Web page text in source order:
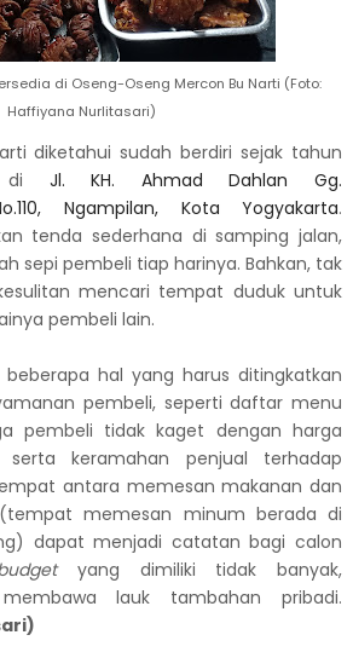
di Oseng-Oseng Mercon Bu Narti (Foto:
Haffiyana Nurlitasari)
diketahui sudah berdiri sejak tahun
di Jl. KH. Ahmad Dahlan Gg.
Ngampilan, Kota Yogyakarta.
tenda sederhana di samping jalan,
sepi pembeli tiap harinya. Bahkan, tak
mencari tempat duduk untuk
pembeli lain.
beberapa hal yang harus ditingkatkan
pembeli, seperti daftar menu
pembeli tidak kaget dengan harga
keramahan penjual terhadap
antara memesan makanan dan
memesan minum berada di
dapat menjadi catatan bagi calon
yang dimiliki tidak banyak,
lauk tambahan pribadi.